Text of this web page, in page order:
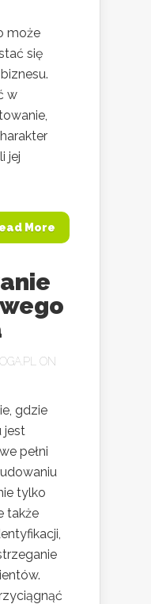
może
się
w
jej
More
ON
gdzie
jest
pełni
tylko
także